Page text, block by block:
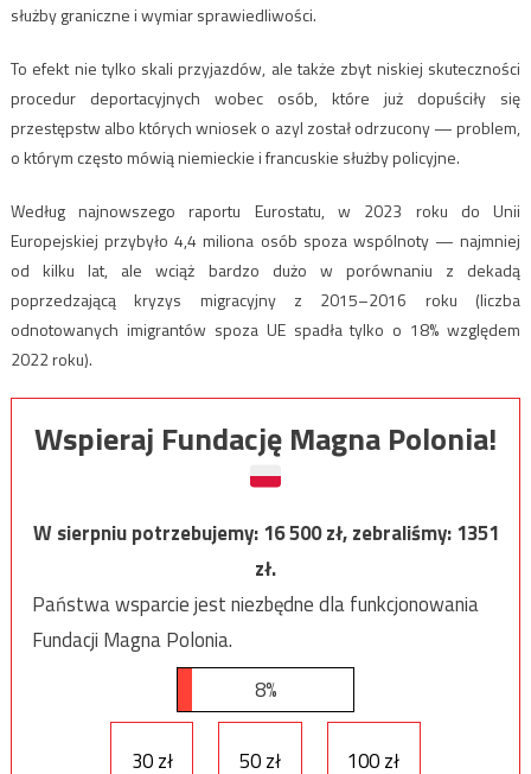
służby graniczne i wymiar sprawiedliwości.
To efekt nie tylko skali przyjazdów, ale także zbyt niskiej skuteczności
procedur deportacyjnych wobec osób, które już dopuściły się
przestępstw albo których wniosek o azyl został odrzucony — problem,
o którym często mówią niemieckie i francuskie służby policyjne.
Według najnowszego raportu Eurostatu, w 2023 roku do Unii
Europejskiej przybyło 4,4 miliona osób spoza wspólnoty — najmniej
od kilku lat, ale wciąż bardzo dużo w porównaniu z dekadą
poprzedzającą kryzys migracyjny z 2015–2016 roku (liczba
odnotowanych imigrantów spoza UE spadła tylko o 18% względem
2022 roku).
Wspieraj Fundację Magna Polonia!
W sierpniu potrzebujemy:16 500zł, zebraliśmy:1351
zł.
Państwa wsparcie jest niezbędne dla funkcjonowania
Fundacji Magna Polonia.
8%
30 zł 50 zł 100 zł